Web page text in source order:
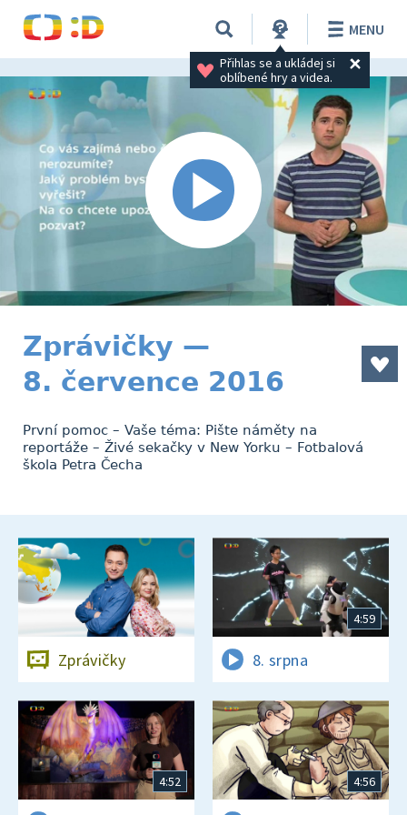
Přihlas se a ukládej si
oblíbené hry a videa.
MENU
Zprávičky —
8. července 2016
První pomoc – Vaše téma: Pište náměty na
reportáže – Živé sekačky v New Yorku – Fotbalová
škola Petra Čecha
Zprávičky
4:59
8. srpna
4:52 4:56